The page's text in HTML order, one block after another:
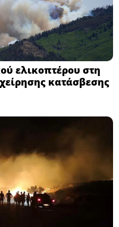
ελικοπτέρου στη
κατάσβεσης